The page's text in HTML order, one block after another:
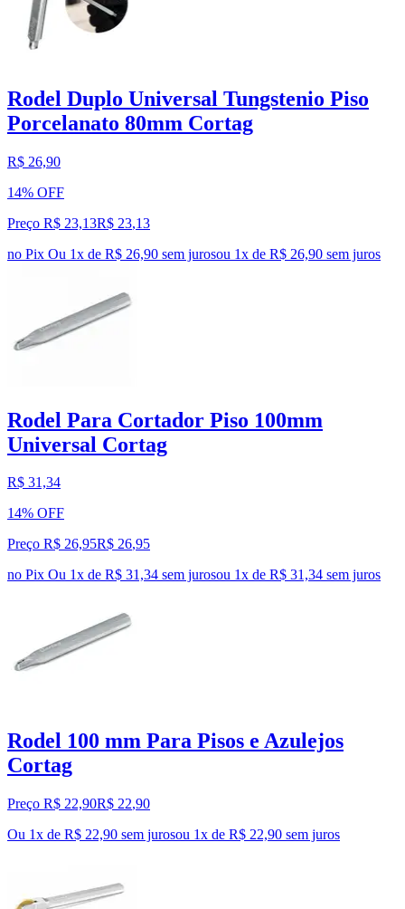
Rodel Duplo Universal Tungstenio Piso
Porcelanato 80mm Cortag
R$ 26,90
14% OFF
Preço R$ 23,13R$ 23,13
no Pix Ou 1x de R$ 26,90 sem jurosou 1x de R$ 26,90 sem juros
Rodel Para Cortador Piso 100mm
Universal Cortag
R$ 31,34
14% OFF
Preço R$ 26,95R$ 26,95
no Pix Ou 1x de R$ 31,34 sem jurosou 1x de R$ 31,34 sem juros
Rodel 100 mm Para Pisos e Azulejos
Cortag
Preço R$ 22,90R$ 22,90
Ou 1x de R$ 22,90 sem jurosou 1x de R$ 22,90 sem juros